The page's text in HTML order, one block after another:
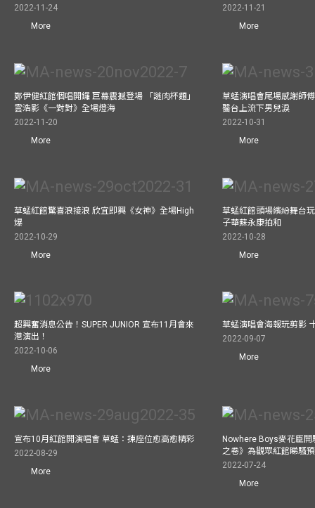
2022-11-24
More
2022-11-21
More
鄭伊健紅館個唱開鑼 巨幕震撼登場 「謎肉杯麵」
雲浩影《一對對》全場燈海
2022-11-20
More
草蜢演唱會尾場感謝師
醫台上流下男兒淚
2022-10-31
More
草蜢紅館驚喜浪接浪 欣宜即興《女神》全場High
爆
2022-10-29
More
草蜢紅館頭場繽紛舞台
子華蘇永康拍和
2022-10-28
More
超興奮消息公告！SUPER JUNIOR 宣布11月會來
港演出！
2022-10-06
More
草蜢演唱會海報玩剪影
2022-09-07
More
宣布10月紅館開演唱會 草蜢：揀座位愈高愈精彩
2022-08-29
More
Nowhere Boys麥花臣
之卷》為觀眾紅館睇騷
2022-07-24
More